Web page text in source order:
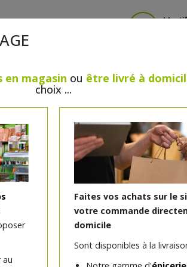
/ PÂTISSERIE SANS GLUTEN, SANS
HUILES ESSENTIELLES MAISON
magasin ou être livré à
choix ...
Faites vos achats sur le
votre commande
domicile
Sont disponibles à la
Saison Dupont bio 33cl